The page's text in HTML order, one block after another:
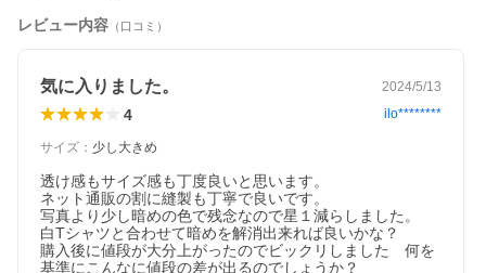
レビュー内容 （口コミ）
気に入りました。 2024/5/13
4 ilo********
サイズ ： 少し大きめ
透け感もサイズ感も丁度良いと思います。
ネット通販の割に縫製も丁寧で良いです。
写真より少し暗めの色で残念なので星１減らしました。
白Tシャツと合わせて暗めを解消出来れば良いかな？
購入後に値段が大分上がったのでビックリしました　何を